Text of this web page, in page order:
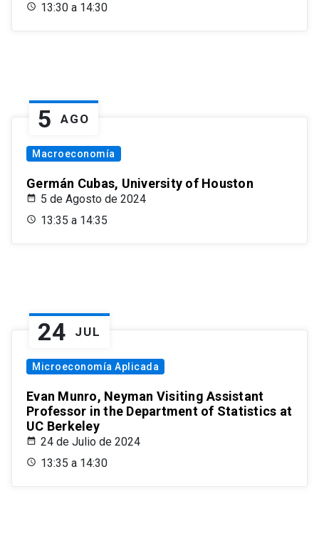
13:30 a 14:30
5 AGO
Macroeconomía
Germán Cubas, University of Houston
5 de Agosto de 2024
13:35 a 14:35
24 JUL
Microeconomía Aplicada
Evan Munro, Neyman Visiting Assistant
Professor in the Department of Statistics at
UC Berkeley
24 de Julio de 2024
13:35 a 14:30